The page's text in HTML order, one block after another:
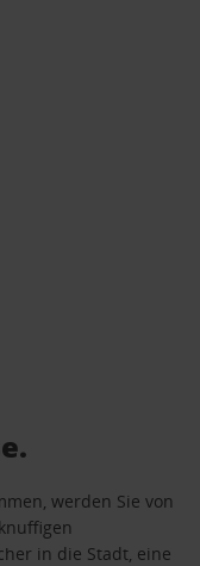
werden Sie von
in die Stadt, eine